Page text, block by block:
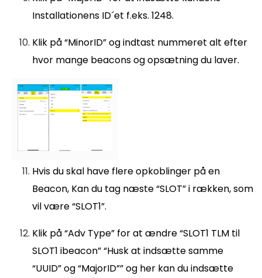
Installationens ID´et f.eks. 1248.
Klik på “MinorID” og indtast nummeret alt efter
hvor mange beacons og opsætning du laver.
Hvis du skal have flere opkoblinger på en
Beacon, Kan du tag næste “SLOT” i rækken, som
vil være “SLOT1”.
Klik på “Adv Type” for at ændre “SLOT1 TLM til
SLOT1 ibeacon” “Husk at indsætte samme
“UUID” og “MajorID”” og her kan du indsætte